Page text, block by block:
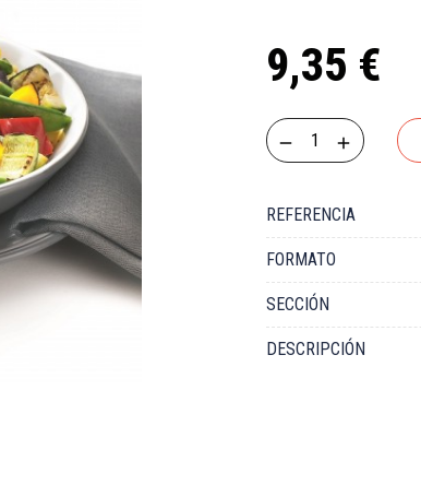
9,35 €
REFERENCIA
FORMATO
SECCIÓN
DESCRIPCIÓN